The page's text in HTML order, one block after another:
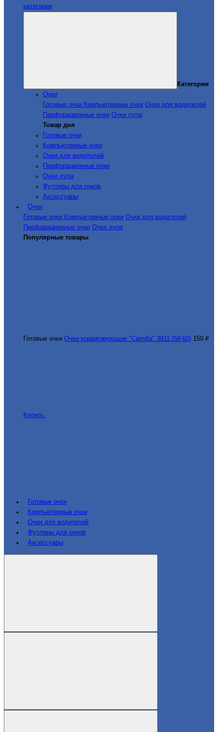
категории
Категории
Очки
Готовые очки Компьютерные очки Очки для водителей
Перфорационные очки Очки лупа
Товар дня
Готовые очки
Компьютерные очки
Очки для водителей
Перфорационные очки
Очки лупа
Футляры для очков
Аксессуары
Очки
Готовые очки Компьютерные очки Очки для водителей
Перфорационные очки Очки лупа
Популярные товары
Готовые очки Очки корригирующие "Camilla" 3911 (58-60) 150 ₽
Купить
Готовые очки
Компьютерные очки
Очки для водителей
Футляры для очков
Аксессуары